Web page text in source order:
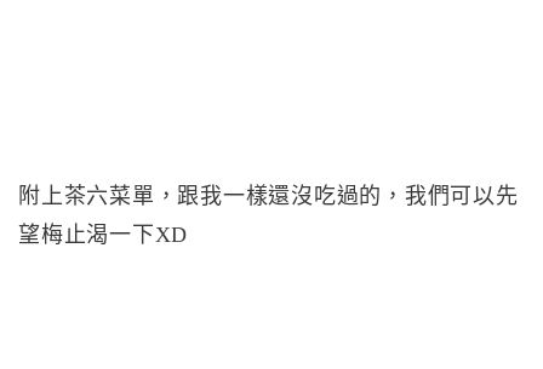
附上茶六菜單，跟我一樣還沒吃過的，我們可以先
望梅止渴一下XD